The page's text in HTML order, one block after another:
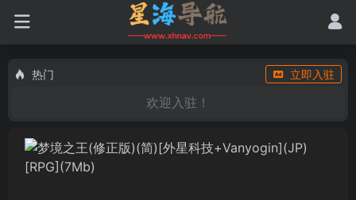
热门 立即入驻
欢迎入驻！